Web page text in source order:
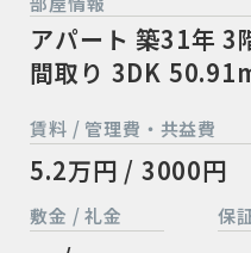
アパート 築31年 3
間取り 3DK
賃料 / 管理費・共益費
5.2万円 / 3000円
敷金 / 礼金 保